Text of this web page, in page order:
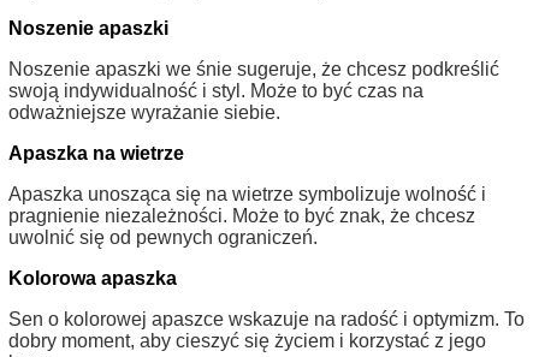
Noszenie apaszki
Noszenie apaszki we śnie sugeruje, że chcesz podkreślić
swoją indywidualność i styl. Może to być czas na
odważniejsze wyrażanie siebie.
Apaszka na wietrze
Apaszka unosząca się na wietrze symbolizuje wolność i
pragnienie niezależności. Może to być znak, że chcesz
uwolnić się od pewnych ograniczeń.
Kolorowa apaszka
Sen o kolorowej apaszce wskazuje na radość i optymizm. To
dobry moment, aby cieszyć się życiem i korzystać z jego